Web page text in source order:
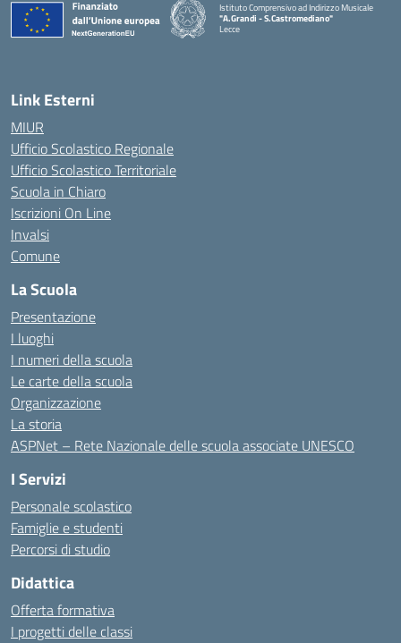
Istituto Comprensivo ad Indirizzo Musicale
"A.Grandi - S.Castromediano"
Lecce
Link Esterni
MIUR
Ufficio Scolastico Regionale
Ufficio Scolastico Territoriale
Scuola in Chiaro
Iscrizioni On Line
Invalsi
Comune
La Scuola
Presentazione
I luoghi
I numeri della scuola
Le carte della scuola
Organizzazione
La storia
ASPNet – Rete Nazionale delle scuola associate UNESCO
I Servizi
Personale scolastico
Famiglie e studenti
Percorsi di studio
Didattica
Offerta formativa
I progetti delle classi